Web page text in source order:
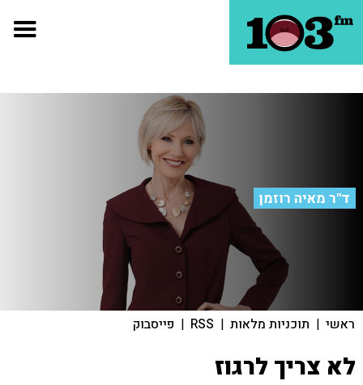
ד"ר מאיה רוזמן
ראשי | תוכניות מלאות |
RSS
| פייסבוק
לא צריך לרגוז